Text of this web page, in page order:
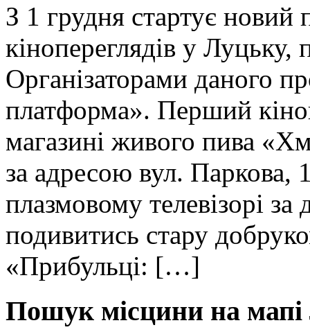
З 1 грудня стартує новий
кінопереглядів у Луцьку,
Організаторами даного
платформа». Перший
магазині живого пива
за адресою вул.
плазмовому телевізорі
подивитись стару
«Прибульці: […]
Пошук місцини на